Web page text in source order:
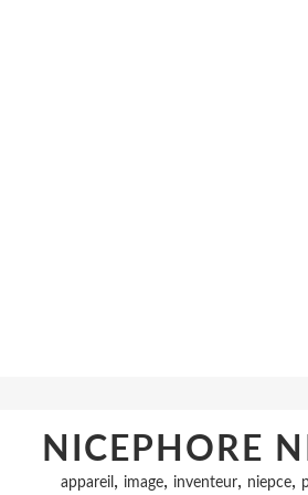
NICEPHORE
appareil , image, inventeur, niepce,